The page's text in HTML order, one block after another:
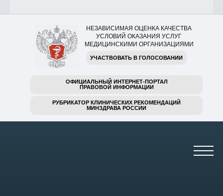
НЕЗАВИСИМАЯ ОЦЕНКА КАЧЕСТВА
УСЛОВИЙ ОКАЗАНИЯ УСЛУГ
МЕДИЦИНСКИМИ ОРГАНИЗАЦИЯМИ
УЧАСТВОВАТЬ В ГОЛОСОВАНИИ
ОФИЦИАЛЬНЫЙ ИНТЕРНЕТ-ПОРТАЛ
ПРАВОВОЙ ИНФОРМАЦИИ
РУБРИКАТОР КЛИНИЧЕСКИХ РЕКОМЕНДАЦИЙ
МИНЗДРАВА РОССИИ